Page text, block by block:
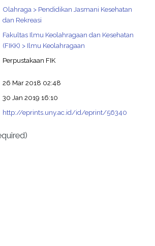
Olahraga > Pendidikan Jasmani Kesehatan
dan Rekreasi
Fakultas Ilmu Keolahragaan dan Kesehatan
(FIKK) > Ilmu Keolahragaan
Perpustakaan FIK
26 Mar 2018 02:48
30 Jan 2019 16:10
http://eprints.uny.ac.id/id/eprint/56340